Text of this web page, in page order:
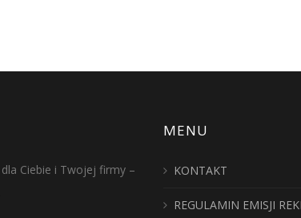
dla Ciebie i Twojej firmy –
MENU
KONTAKT
REGULAMIN EMISJI